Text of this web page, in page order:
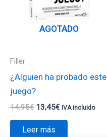
AGOTADO
Filler
¿Alguien ha probado este
juego?
14,95€ 13,45€ IVA incluido
Leer más